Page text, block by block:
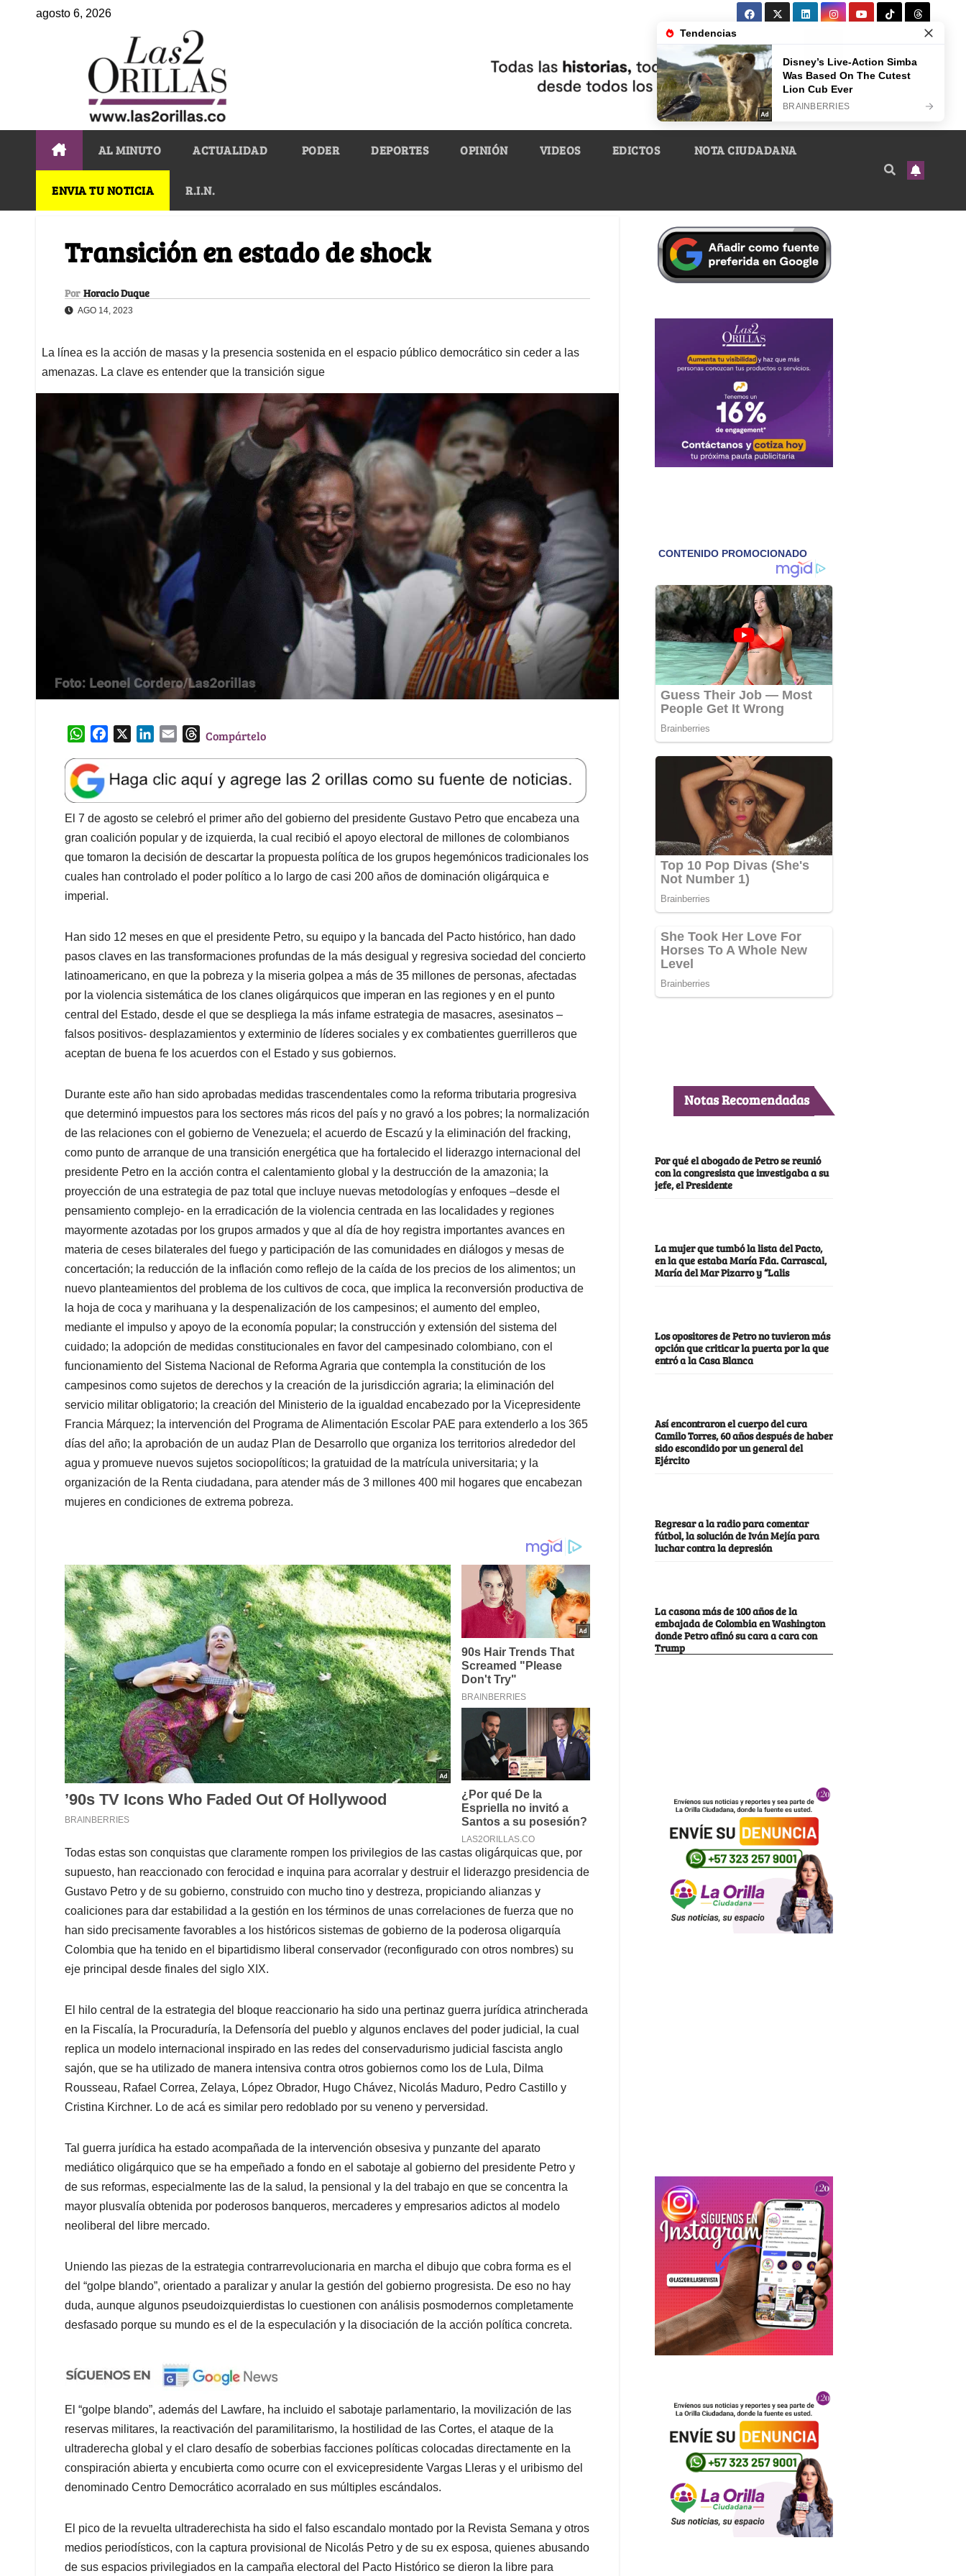
agosto 6, 2026
AL MINUTO ACTUALIDAD PODER DEPORTES OPINIÓN VIDEOS EDICTOS NOTA CIUDADANA
ENVIA TU NOTICIA R.I.N.
Transición en estado de shock
Por Horacio Duque
AGO 14, 2023
La línea es la acción de masas y la presencia sostenida en el espacio público democrático sin ceder a las
amenazas. La clave es entender que la transición sigue
W
a
t
s
A
p
p
e
b
o
o
k
k
e
d
I
n
l
T
e
a
d
s
Compártelo
El 7 de agosto se celebró el primer año del gobierno del presidente Gustavo Petro que encabeza una
gran coalición popular y de izquierda, la cual recibió el apoyo electoral de millones de colombianos
que tomaron la decisión de descartar la propuesta política de los grupos hegemónicos tradicionales los
cuales han controlado el poder político a lo largo de casi 200 años de dominación oligárquica e
imperial.
Han sido 12 meses en que el presidente Petro, su equipo y la bancada del Pacto histórico, han dado
pasos claves en las transformaciones profundas de la más desigual y regresiva sociedad del concierto
latinoamericano, en que la pobreza y la miseria golpea a más de 35 millones de personas, afectadas
por la violencia sistemática de los clanes oligárquicos que imperan en las regiones y en el punto
central del Estado, desde el que se despliega la más infame estrategia de masacres, asesinatos –
falsos positivos- desplazamientos y exterminio de líderes sociales y ex combatientes guerrilleros que
aceptan de buena fe los acuerdos con el Estado y sus gobiernos.
Durante este año han sido aprobadas medidas trascendentales como la reforma tributaria progresiva
que determinó impuestos para los sectores más ricos del país y no gravó a los pobres; la normalización
de las relaciones con el gobierno de Venezuela; el acuerdo de Escazú y la eliminación del fracking,
como punto de arranque de una transición energética que ha fortalecido el liderazgo internacional del
presidente Petro en la acción contra el calentamiento global y la destrucción de la amazonia; la
proyección de una estrategia de paz total que incluye nuevas metodologías y enfoques –desde el
pensamiento complejo- en la erradicación de la violencia centrada en las localidades y regiones
mayormente azotadas por los grupos armados y que al día de hoy registra importantes avances en
materia de ceses bilaterales del fuego y participación de las comunidades en diálogos y mesas de
concertación; la reducción de la inflación como reflejo de la caída de los precios de los alimentos; un
nuevo planteamientos del problema de los cultivos de coca, que implica la reconversión productiva de
la hoja de coca y marihuana y la despenalización de los campesinos; el aumento del empleo,
mediante el impulso y apoyo de la economía popular; la construcción y extensión del sistema del
cuidado; la adopción de medidas constitucionales en favor del campesinado colombiano, con el
funcionamiento del Sistema Nacional de Reforma Agraria que contempla la constitución de los
campesinos como sujetos de derechos y la creación de la jurisdicción agraria; la eliminación del
servicio militar obligatorio; la creación del Ministerio de la igualdad encabezado por la Vicepresidente
Francia Márquez; la intervención del Programa de Alimentación Escolar PAE para extenderlo a los 365
días del año; la aprobación de un audaz Plan de Desarrollo que organiza los territorios alrededor del
agua y promueve nuevos sujetos sociopolíticos; la gratuidad de la matrícula universitaria; y la
organización de la Renta ciudadana, para atender más de 3 millones 400 mil hogares que encabezan
mujeres en condiciones de extrema pobreza.
Todas estas son conquistas que claramente rompen los privilegios de las castas oligárquicas que, por
supuesto, han reaccionado con ferocidad e inquina para acorralar y destruir el liderazgo presidencia de
Gustavo Petro y de su gobierno, construido con mucho tino y destreza, propiciando alianzas y
coaliciones para dar estabilidad a la gestión en los términos de unas correlaciones de fuerza que no
han sido precisamente favorables a los históricos sistemas de gobierno de la poderosa oligarquía
Colombia que ha tenido en el bipartidismo liberal conservador (reconfigurado con otros nombres) su
eje principal desde finales del siglo XIX.
El hilo central de la estrategia del bloque reaccionario ha sido una pertinaz guerra jurídica atrincherada
en la Fiscalía, la Procuraduría, la Defensoría del pueblo y algunos enclaves del poder judicial, la cual
replica un modelo internacional inspirado en las redes del conservadurismo judicial fascista anglo
sajón, que se ha utilizado de manera intensiva contra otros gobiernos como los de Lula, Dilma
Rousseau, Rafael Correa, Zelaya, López Obrador, Hugo Chávez, Nicolás Maduro, Pedro Castillo y
Cristina Kirchner. Lo de acá es similar pero redoblado por su veneno y perversidad.
Tal guerra jurídica ha estado acompañada de la intervención obsesiva y punzante del aparato
mediático oligárquico que se ha empeñado a fondo en el sabotaje al gobierno del presidente Petro y
de sus reformas, especialmente las de la salud, la pensional y la del trabajo en que se concentra la
mayor plusvalía obtenida por poderosos banqueros, mercaderes y empresarios adictos al modelo
neoliberal del libre mercado.
Uniendo las piezas de la estrategia contrarrevolucionaria en marcha el dibujo que cobra forma es el
del “golpe blando”, orientado a paralizar y anular la gestión del gobierno progresista. De eso no hay
duda, aunque algunos pseudoizquierdistas lo cuestionen con análisis posmodernos completamente
desfasado porque su mundo es el de la especulación y la disociación de la acción política concreta.
El “golpe blando”, además del Lawfare, ha incluido el sabotaje parlamentario, la movilización de las
reservas militares, la reactivación del paramilitarismo, la hostilidad de las Cortes, el ataque de la
ultraderecha global y el claro desafío de soberbias facciones políticas colocadas directamente en la
conspiración abierta y encubierta como ocurre con el exvicepresidente Vargas Lleras y el uribismo del
denominado Centro Democrático acorralado en sus múltiples escándalos.
El pico de la revuelta ultraderechista ha sido el falso escandalo montado por la Revista Semana y otros
medios periodísticos, con la captura provisional de Nicolás Petro y de su ex esposa, quienes abusando
de sus espacios privilegiados en la campaña electoral del Pacto Histórico se dieron la libre para
Notas Recomendadas
Por qué el abogado de Petro se reunió
con la congresista que investigaba a su
jefe, el Presidente
La mujer que tumbó la lista del Pacto,
en la que estaba María Fda. Carrascal,
María del Mar Pizarro y “Lalis
Los opositores de Petro no tuvieron más
opción que criticar la puerta por la que
entró a la Casa Blanca
Así encontraron el cuerpo del cura
Camilo Torres, 60 años después de haber
sido escondido por un general del
Ejército
Regresar a la radio para comentar
fútbol, la solución de Iván Mejía para
luchar contra la depresión
La casona más de 100 años de la
embajada de Colombia en Washington
donde Petro afinó su cara a cara con
Trump